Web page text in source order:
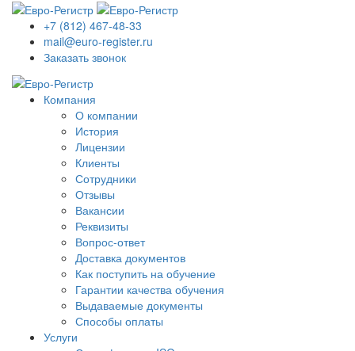
+7 (812) 467-48-33
mail@euro-register.ru
Заказать звонок
Компания
О компании
История
Лицензии
Клиенты
Сотрудники
Отзывы
Вакансии
Реквизиты
Вопрос-ответ
Доставка документов
Как поступить на обучение
Гарантии качества обучения
Выдаваемые документы
Способы оплаты
Услуги